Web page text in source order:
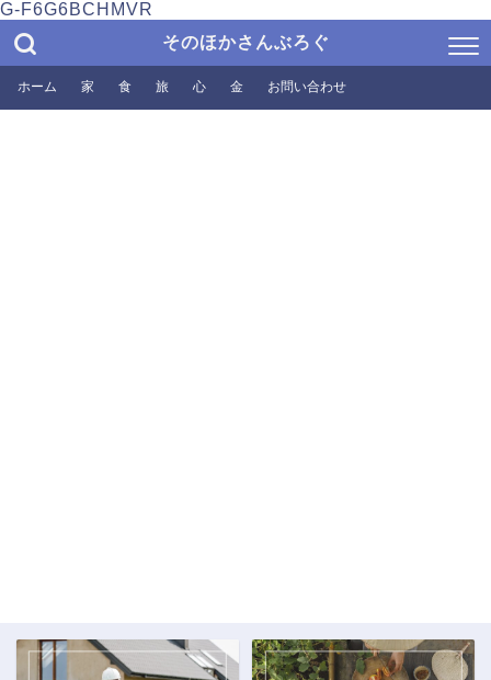
G-F6G6BCHMVR
そのほかさんぶろぐ
ホーム 家 食 旅 心 金 お問い合わせ